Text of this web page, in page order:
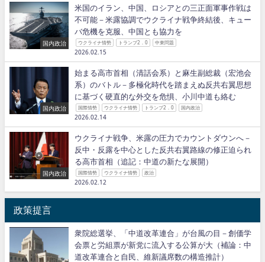
国内政治
米国のイラン、中国、ロシアとの三正面軍事作戦は
不可能－米露協調でウクライナ戦争終結後、キュー
バ危機を克服、中国とも協力を
ウクライナ情勢 トランプ2．0 中東問題
2026.02.15
国内政治
始まる高市首相（清話会系）と麻生副総裁（宏池会
系）のバトル－多極化時代を踏まえぬ反共右翼思想
に基づく硬直的な外交を危惧、小川中道も絡む
国際情勢 ウクライナ情勢 トランプ2．0 国内政治
2026.02.14
国内政治
ウクライナ戦争、米露の圧力でカウントダウンへ－
反中・反露を中心とした反共右翼路線の修正迫られ
る高市首相（追記：中道の新たな展開）
国際情勢 ウクライナ情勢 政治
2026.02.12
政策提言
衆院総選挙、「中道改革連合」が台風の目－創価学
会票と労組票が新党に流入する公算が大（補論：中
道改革連合と自民、維新議席数の構造推計）